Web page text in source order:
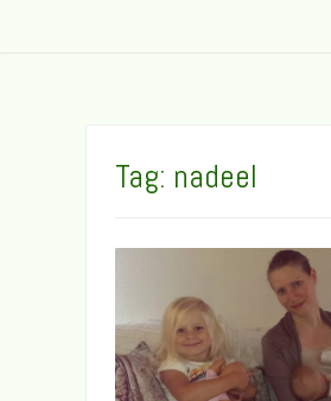
Tag: nadeel